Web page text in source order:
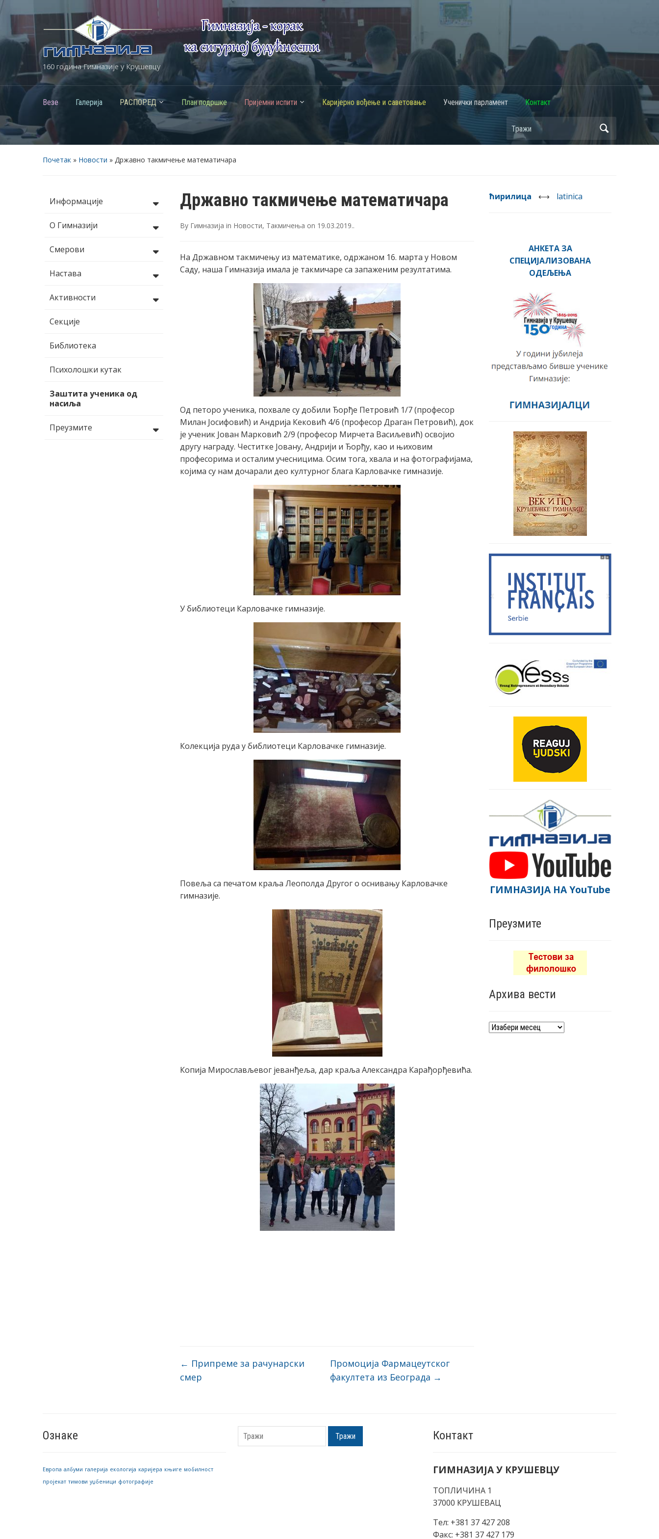
160 година Гимназије у Крушевцу
Везе Галерија РАСПОРЕД План подршке Пријемни испити Каријерно вођење и саветовање Ученички парламент Контакт
Почетак » Новости » Државно такмичење математичара
Информације
О Гимназији
Смерови
Настава
Активности
Секције
Библиотека
Психолошки кутак
Заштита ученика од
насиља
Преузмите
Државно такмичење математичара
By Гимназија in Новости, Такмичења on 19.03.2019..
На Државном такмичењу из математике, одржаном 16. марта у Новом
Саду, наша Гимназија имала је такмичаре са запаженим резултатима.
Од петоро ученика, похвале су добили Ђорђе Петровић 1/7 (професор
Милан Јосифовић) и Андрија Кековић 4/6 (професор Драган Петровић), док
је ученик Јован Марковић 2/9 (професор Мирчета Васиљевић) освојио
другу награду. Честитке Јовану, Андрији и Ђорђу, као и њиховим
професорима и осталим учесницима. Осим тога, хвала и на фотографијама,
којима су нам дочарали део културног блага Карловачке гимназије.
У библиотеци Карловачке гимназије.
Колекција руда у библиотеци Карловачке гимназије.
Повеља са печатом краља Леополда Другог о оснивању Карловачке
гимназије.
Копија Мирослављевог јеванђеља, дар краља Александра Карађорђевића.
← Припреме за рачунарски
смер
Промоција Фармацеутског
факултета из Београда →
ћирилица ⟷ latinica
АНКЕТА ЗА
СПЕЦИЈАЛИЗОВАНА
ОДЕЉЕЊА
ГИМНАЗИЈА НА YouTube
Преузмите
Архива вести
Архива
Ознаке
Европа албуми галерија екологија каријера књиге мобилност
пројекат тимови уџбеници фотографије
Тражи Контакт
ГИМНАЗИЈА У КРУШЕВЦУ
ТОПЛИЧИНА 1
37000 КРУШЕВАЦ
Тел: +381 37 427 208
Факс: +381 37 427 179